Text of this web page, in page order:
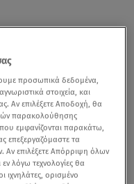
προσωπικά δεδομένα,
στοιχεία, και
Αν επιλέξετε Αποδοχή, θα
παρακολούθησης
εμφανίζονται παρακάτω,
επεξεργαζόμαστε τα
επιλέξετε Απόρριψη όλων
λόγω τεχνολογίες θα
ιχνηλάτες, ορισμένο